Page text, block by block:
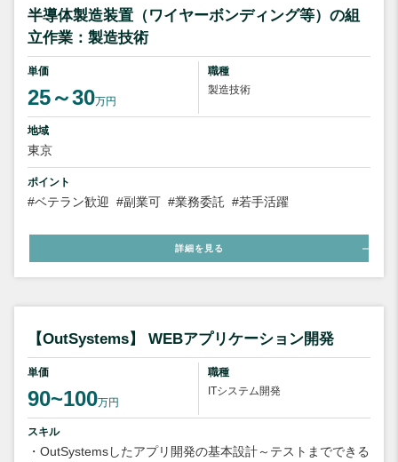
半導体製造装置（ワイヤーボンディング等）の組
立作業：製造技術
単価
25～30万円
職種
製造技術
地域
東京
ポイント
#ベテラン歓迎 #副業可 #業務委託 #若手活躍
詳細を見る
【OutSystems】 WEBアプリケーション開発
単価
90~100万円
職種
ITシステム開発
スキル
・OutSystemsしたアプリ開発の基本設計～テストまでできる